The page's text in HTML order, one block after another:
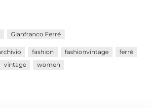
Gianfranco Ferré
fashion fashionvintage
ferrè
vintage women